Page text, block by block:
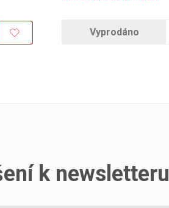
Vyprodáno
k newsletteru